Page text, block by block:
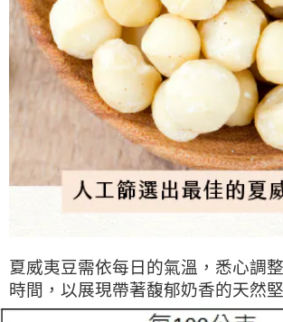
夏威夷豆需依每日的氣溫，悉心調
時間，以展現帶著馥郁奶香的天然